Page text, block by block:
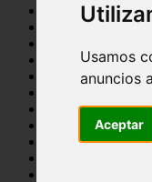
Usamos
anuncios
Aceptar
Córdoba - córdoba
Barcelona -
Ciudad-real -
Santa-cruz-de-
La-rioja -
Almería -
Madrid -